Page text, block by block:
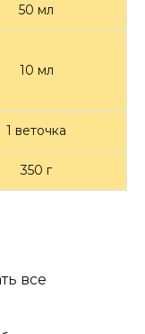
50 мл
10 мл
1 веточка
350 г
все